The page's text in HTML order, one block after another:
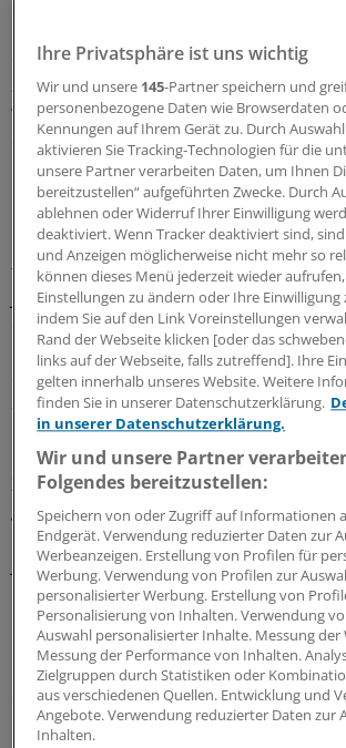
der Bundeszentrale für gesundheitliche
zeigen. "Wirklich durchschlagende
wir bei Teenagern", sagt Michaela
Suchtprävention. Rauchte vor 20
ein Viertel der 12- bis 17-Jährigen (28
nach den jüngsten Zahlen für 2016 nur
Hat diese Entwicklung mit den
tun? "Es gibt sicher nicht nur einen
Jugendliche Rauchen zunehmend als
empfinden", antwortet Goecke. Sie
Kombination von Rauchverboten,
der intensiven Aufklärung über die
auch bei den Älteren tut sich etwas.
Innerhalb der vergangenen 20 Jahre
Zigarettenkonsum bei Männern um
gesunken. Aktuell rauchten rund 30
Kaum Veränderungen gab es dagegen
je nach Alter qualmen zwischen 20 und
Bley der einst die Kneipe seiner Eltern
übernahm, wagte 2011 mit "Willi
Neustart. "Heute frag‘ ich mich, wie ich
dem ganzen Zigarettenqualm
habe", sagt er. Auch die meisten Gäste
Ihre Privatsphäre ist uns wichtig
Wir und unsere 145-Partner speichern und
personenbezogene Daten wie Browserdaten
Kennungen auf Ihrem Gerät zu. Durch
aktivieren Sie Tracking-Technologien für die
unsere Partner verarbeiten Daten, um Ihnen
bereitzustellen“ aufgeführten Zwecke. Durch
ablehnen oder Widerruf Ihrer Einwilligung
deaktiviert. Wenn Tracker deaktiviert sind,
und Anzeigen möglicherweise nicht mehr so
können dieses Menü jederzeit wieder
Einstellungen zu ändern oder Ihre
indem Sie auf den Link Voreinstellungen
Rand der Webseite klicken [oder das
links auf der Webseite, falls zutreffend]. Ihre
gelten innerhalb unseres Website. Weitere
finden Sie in unserer Datenschutzerklärung.
in unserer Datenschutzerklärung.
Wir und unsere Partner
Folgendes bereitzustellen:
Speichern von oder Zugriff auf Informationen
Endgerät. Verwendung reduzierter Daten zur
Werbeanzeigen. Erstellung von Profilen für
Werbung. Verwendung von Profilen zur
personalisierter Werbung. Erstellung von
Personalisierung von Inhalten. Verwendung
Auswahl personalisierter Inhalte. Messung der
Messung der Performance von Inhalten.
Zielgruppen durch Statistiken oder
aus verschiedenen Quellen. Entwicklung und
Angebote. Verwendung reduzierter Daten zur
Inhalten.